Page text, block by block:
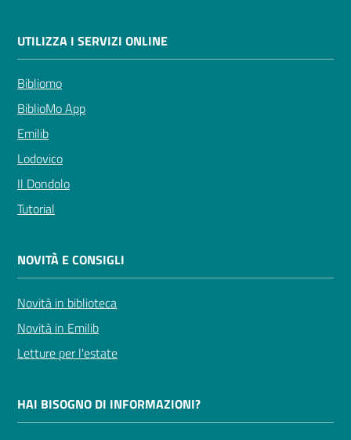
UTILIZZA I SERVIZI ONLINE
Bibliomo
BiblioMo App
Emilib
Lodovico
Il Dondolo
Tutorial
NOVITÀ E CONSIGLI
Novità in biblioteca
Novità in Emilib
Letture per l'estate
HAI BISOGNO DI INFORMAZIONI?